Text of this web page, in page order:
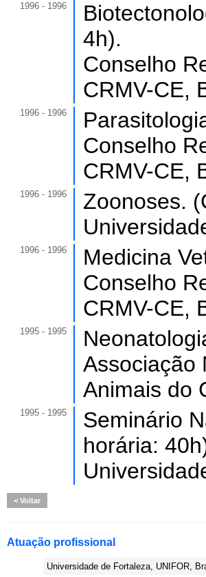
1996 - 1996
4h).
Conselho
CRMV-CE,
1996 - 1996
Conselho
CRMV-CE,
1996 - 1996
Zoonoses.
1996 - 1996
Medicina
Conselho
CRMV-CE,
1995 - 1995
Associação
Animais do
1995 - 1995
Seminário
horária:
Voltar
Atuação profissional
Universidade de Fortaleza, UNIFOR,